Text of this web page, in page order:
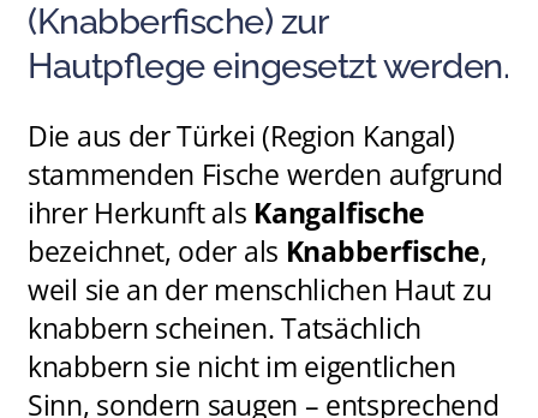
(Knabberfische) zur
Hautpflege eingesetzt werden.
Die aus der Türkei (Region Kangal)
stammenden Fische werden aufgrund
ihrer Herkunft als Kangal­fische
bezeichnet, oder als Knabber­fische,
weil sie an der mensch­lichen Haut zu
knabbern scheinen. Tatsächlich
knabbern sie nicht im eigent­lichen
Sinn, sondern saugen – entspre­chend